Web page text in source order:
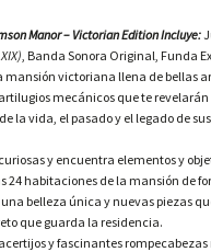
Manor – Victorian Edition Incluye:
, Banda Sonora Original, Funda
mansión victoriana llena de bellas
mecánicos que te
la vida, el pasado y el legado de
y encuentra elementos y
24 habitaciones de la mansión de
belleza única y nuevas piezas
que guarda la residencia.
y fascinantes